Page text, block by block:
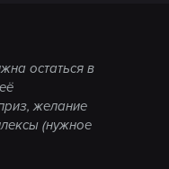
остаться в
желание
(нужное